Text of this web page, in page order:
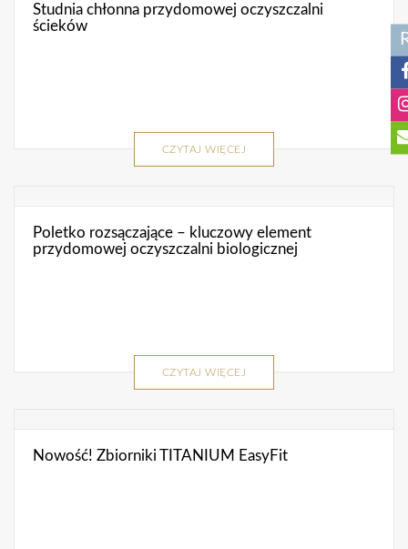
Studnia chłonna przydomowej oczyszczalni
ścieków
CZYTAJ WIĘCEJ
Poletko rozsączające – kluczowy element
przydomowej oczyszczalni biologicznej
CZYTAJ WIĘCEJ
Nowość! Zbiorniki TITANIUM EasyFit